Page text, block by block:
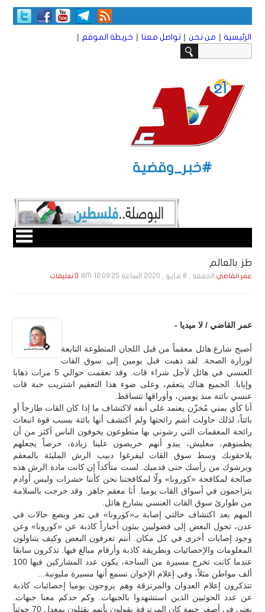
الرئيسية | من نحن | تواصل معنا | خريطة الموقع |
#خبر_وقضية
طز بالعالم
عمر القاضي الجمعة , 8 مـايـو , 2020 الساعة 12:09:25 AM 0 تعليقات
عمر القاضي / لا ميديا -
أصبح شارع هائل معقماً من قبل اللجان المتطوعة التابعة
لوزارة الصحة. لقد ذهبت قبل يومين إلى سوق القات
العنسي في هائل لأجل شراء قات. وقد تعقمت حوالي 5 مرات ذهابا
وإيابا. الجميع هناك يتعقم، وعلى ضوء هذا التعقيم اشتريت حبة قات
عنسي بائتة منذ يومين، وأوراقها تتساقط.
أنا كأي يمني مُخزّن يعتمد على أنفه لاكتشاف ما إذا كان القات طازجاً أو
بائتاً، لذلك حاولت أشم رائحتها ولم أكتشف أنها بائتة بسبب قوة انبعاث
رائحة المعقمات التي رشوني بها متطوعون يخوفون الناس أكثر من أن
يطمنوهم، معليش، يبدو أنهم حريصون علينا زيادة، حرصاً يجعلهم
يلاحقونك وسط سوق القات ليفرغوا دبيب الرش المليئة بالمعقم
ويرشوك من رأسك حتى قدميك. لست متأكداً إن كانت مادة الرش هذه
صالحة لمكافحة «كورونا» ولّا لمكافحتنا نحن كأننا حشرات وليس أوادم
يتزاحمون في أسواق القات يوميا. أنا معقم جاهز. وقد خرجت بالسلامة
من طوارئ سوق القات العنسي بشارع هائل.
المهم بعد اكتشاف حالتي إصابة بـ«كورونا» في تعز وبضع حالات في
عدن، تحول البعض إلى فضوليين يبثون أخباراً كاذبة عن «كورونا» وعن
وجود إصابات أخرى في كل مكان. أنتم تعرفون البعض وكيف يتناولون
المعلومات والإحصائيات وبطريقة كاذبة وأرقام مبالغ فيها. تذكرون سابقا
عندما كانت تخرج مسيرة من الساحة، يكون عدد المشاركين فيها 100
ألف مواطن مثلاً، وفي إعلام الإخوان تسمع أنها مسيرة مليونية...
تتذكرون إعلام العدوان والمرتزقة وهم يروجون يوميا إحصائيات كاذبة
عن عدد الحوثيين الذين استشهدوا بالجبهات. وكم حدكم معنا جبهات.
يعني في أصغر جبهة كان المرتزقة يقولون بأنهم يقتلون بمعدل 70 حوثياً